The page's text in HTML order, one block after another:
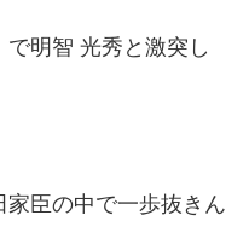
明智 光秀と激突し
臣の中で一歩抜きん